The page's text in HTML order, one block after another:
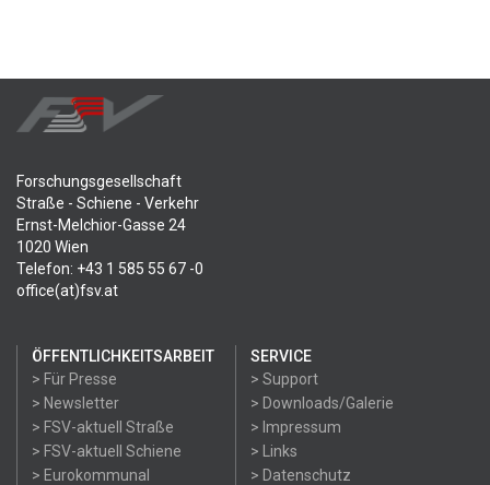
Forschungsgesellschaft
Straße - Schiene - Verkehr
Ernst-Melchior-Gasse 24
1020 Wien
Telefon: +43 1 585 55 67 -0
office(at)fsv.at
ÖFFENTLICHKEITSARBEIT
> Für Presse
> Newsletter
> FSV-aktuell Straße
> FSV-aktuell Schiene
> Eurokommunal
SERVICE
> Support
> Downloads/Galerie
> Impressum
> Links
> Datenschutz